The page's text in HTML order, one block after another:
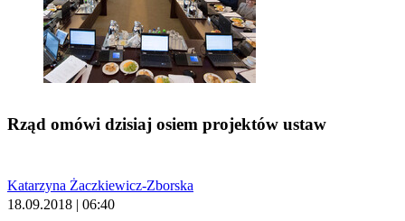
Rząd omówi dzisiaj osiem projektów ustaw
Katarzyna Żaczkiewicz-Zborska
18.09.2018 | 06:40